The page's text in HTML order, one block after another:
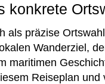
konkrete
als präzise
Wanderziel,
maritimen
Reiseplan